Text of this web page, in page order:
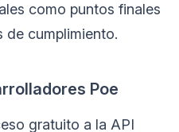
como puntos finales
cumplimiento.
Poe
gratuito a la API